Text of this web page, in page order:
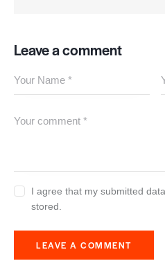
Leave a comment
I agree that my submitted
stored.